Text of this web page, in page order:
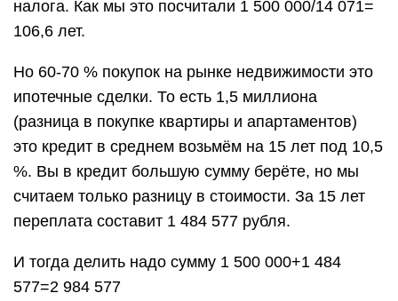
налога. Как мы это посчитали 1 500 000/14 071=
106,6 лет.
Но 60-70 % покупок на рынке недвижимости это
ипотечные сделки. То есть 1,5 миллиона
(разница в покупке квартиры и апартаментов)
это кредит в среднем возьмём на 15 лет под 10,5
%. Вы в кредит большую сумму берёте, но мы
считаем только разницу в стоимости. За 15 лет
переплата составит 1 484 577 рубля.
И тогда делить надо сумму 1 500 000+1 484
577=2 984 577